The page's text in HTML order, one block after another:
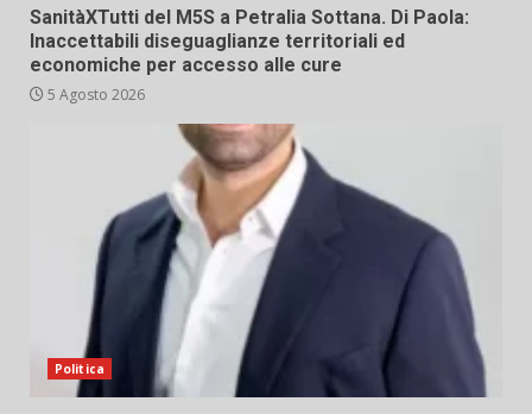
SanitàXTutti del M5S a Petralia Sottana. Di Paola:
Inaccettabili diseguaglianze territoriali ed
economiche per accesso alle cure
5 Agosto 2026
Politica